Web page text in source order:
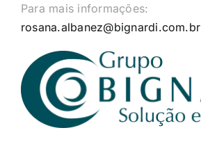
Para mais informações:
rosana.albanez@bignardi.com.br